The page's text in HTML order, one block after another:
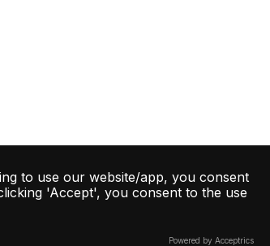
to use our website/app, you consent
'Accept', you consent to the use
Powered by Acceptrics